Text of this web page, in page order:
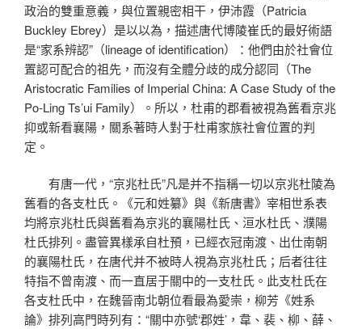
政治的雙重意義，與位置親密相干，伊沛霞（Patricia
Buckley Ebrey）是以以為，描述唐代博陵崔氏的最好術語
是“家系辨認”（lineage of identification）：他們由於社會位
置認可配合的祖先，而沒有全體分歧的成分認同（The
Aristocratic Families of Imperial China: A Case Study of the
Po-Ling Ts’ui Family）。所以，杜甫的郡看被視為舊看京兆
抑或新看襄陽，關系著時人對于杜甫家族社會位置的判
定。
有唐一代，“京兆杜氏”凡是并不指稱一切以京兆杜陵為
舊看的各支杜氏。《元和姓纂》與《新唐書》宰相世系表
均將京兆杜氏與舊看為京兆的襄陽杜氏、洹水杜氏、濮陽
杜氏排列。盡管異樣承自杜預，已經衣冠南渡、出仕南朝
的襄陽杜氏，在唐代并不被時人視為京兆杜氏；后者往往
特指不曾南渡、而一直居于關中的一支杜氏。此支杜氏在
各支杜氏中，在魏晉南北朝位看最為愛崇，柳芳《姓系
論》排列高門時列有：“關中亦號‘郡姓’，韋、裴、柳、薛、